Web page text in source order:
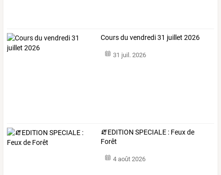
Cours du vendredi 31 juillet 2026
31 juil. 2026
🧯EDITION SPECIALE : Feux de
Forêt
4 août 2026